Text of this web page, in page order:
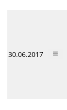
30.06.2017